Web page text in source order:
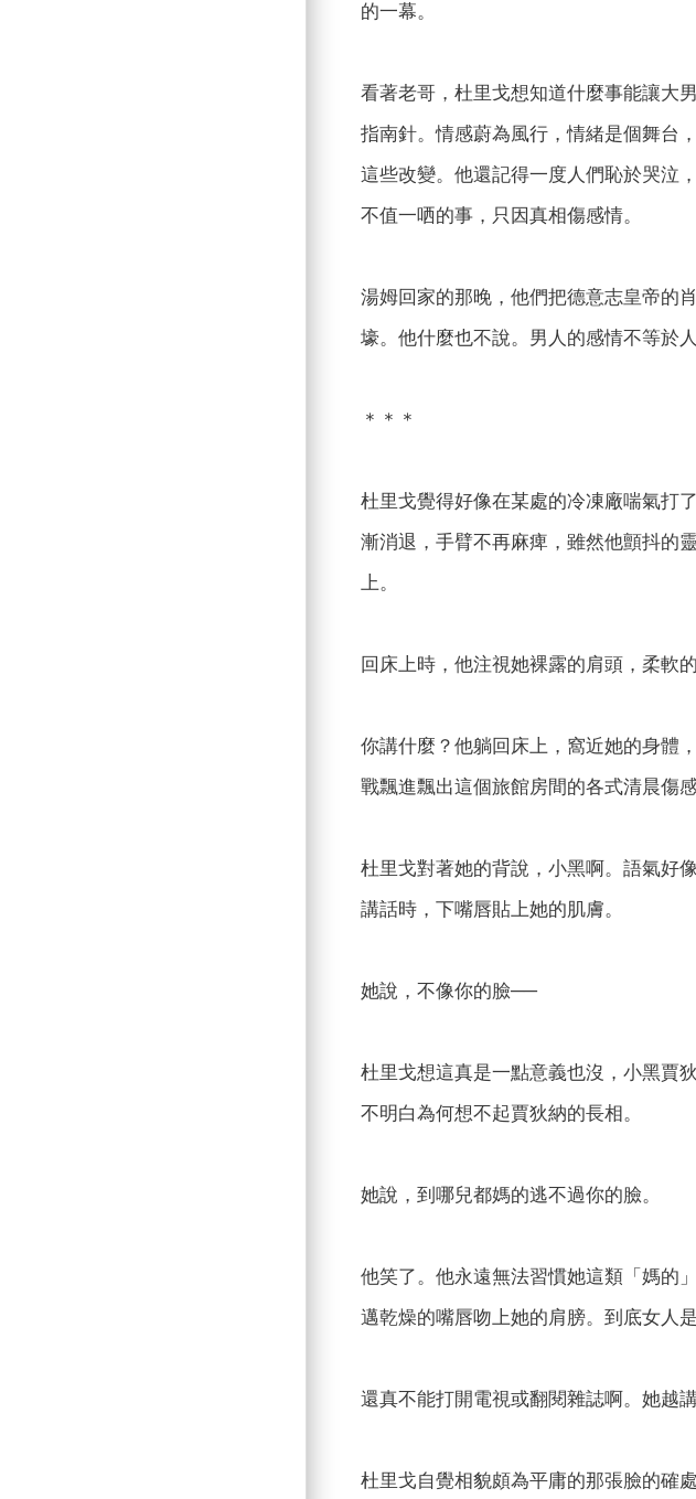
的一幕。
看著老哥，杜里戈想知道什麼事能讓大
指南針。情感蔚為風行，情緒是個舞台
這些改變。他還記得一度人們恥於哭泣
不值一哂的事，只因真相傷感情。
湯姆回家的那晚，他們把德意志皇帝的
壕。他什麼也不說。男人的感情不等於
＊＊＊
杜里戈覺得好像在某處的冷凍廠喘氣打
漸消退，手臂不再麻痺，雖然他顫抖的
上。
回床上時，他注視她裸露的肩頭，柔軟
你講什麼？他躺回床上，窩近她的身體
戰飄進飄出這個旅館房間的各式清晨傷感
杜里戈對著她的背說，小黑啊。語氣好
講話時，下嘴唇貼上她的肌膚。
她說，不像你的臉──
杜里戈想這真是一點意義也沒，小黑賈
不明白為何想不起賈狄納的長相。
她說，到哪兒都媽的逃不過你的臉。
他笑了。他永遠無法習慣她這類「媽的
邁乾燥的嘴唇吻上她的肩膀。到底女人
還真不能打開電視或翻閱雜誌啊。她越
杜里戈自覺相貌頗為平庸的那張臉的確